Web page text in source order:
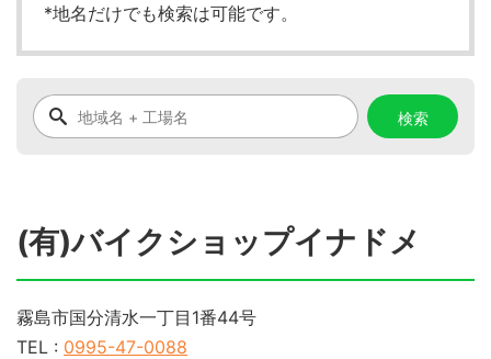
*地名だけでも検索は可能です。
(有)バイクショップイナドメ
霧島市国分清水一丁目1番44号
TEL : 0995-47-0088